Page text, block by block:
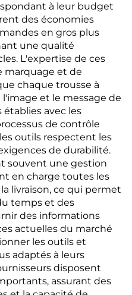
à leur budget
des économies
en gros plus
une qualité
L'expertise de ces
marquage et de
chaque trousse à
et le message de
établies avec les
de contrôle
outils respectent les
de durabilité.
souvent une gestion
en charge toutes les
livraison, ce qui permet
temps et des
des informations
actuelles du marché
les outils et
adaptés à leurs
disposent
assurant des